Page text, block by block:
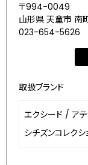
〒994-0049
山形県 天童市 南
023-654-5626
取扱ブランド
エクシード / ア
シチズンコレクシ